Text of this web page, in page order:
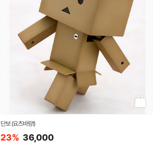
단보 (요츠바랑!)
23% 36,000